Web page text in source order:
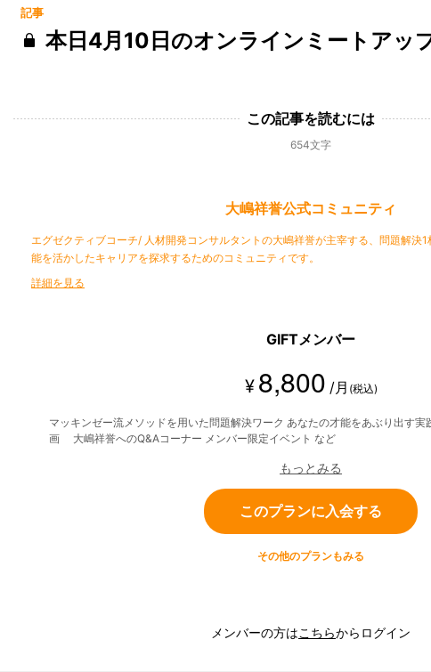
記事
本日4月10日のオンラインミートアッ
この記事を読むには
654文字
大嶋祥誉公式コミュニティ
エグゼクティブコーチ/ 人材開発コンサルタントの大嶋祥誉が主宰する、問題解決
能を活かしたキャリアを探求するためのコミュニティです。
詳細を見る
GIFTメンバー
¥ 8,800 /月 (税込)
マッキンゼー流メソッドを用いた問題解決ワーク あなたの才能をあぶり出す実
画 大嶋祥誉へのQ&Aコーナー メンバー限定イベント など
もっとみる
このプランに入会する
その他のプランもみる
メンバーの方はこちらからログイン